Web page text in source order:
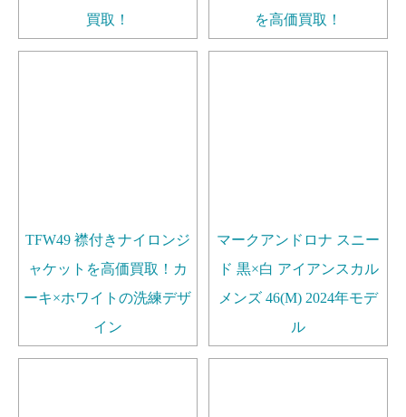
買取！
を高価買取！
TFW49 襟付きナイロンジ
ャケットを高価買取！カ
ーキ×ホワイトの洗練デザ
イン
マークアンドロナ スニー
ド 黒×白 アイアンスカル
メンズ 46(M) 2024年モデ
ル